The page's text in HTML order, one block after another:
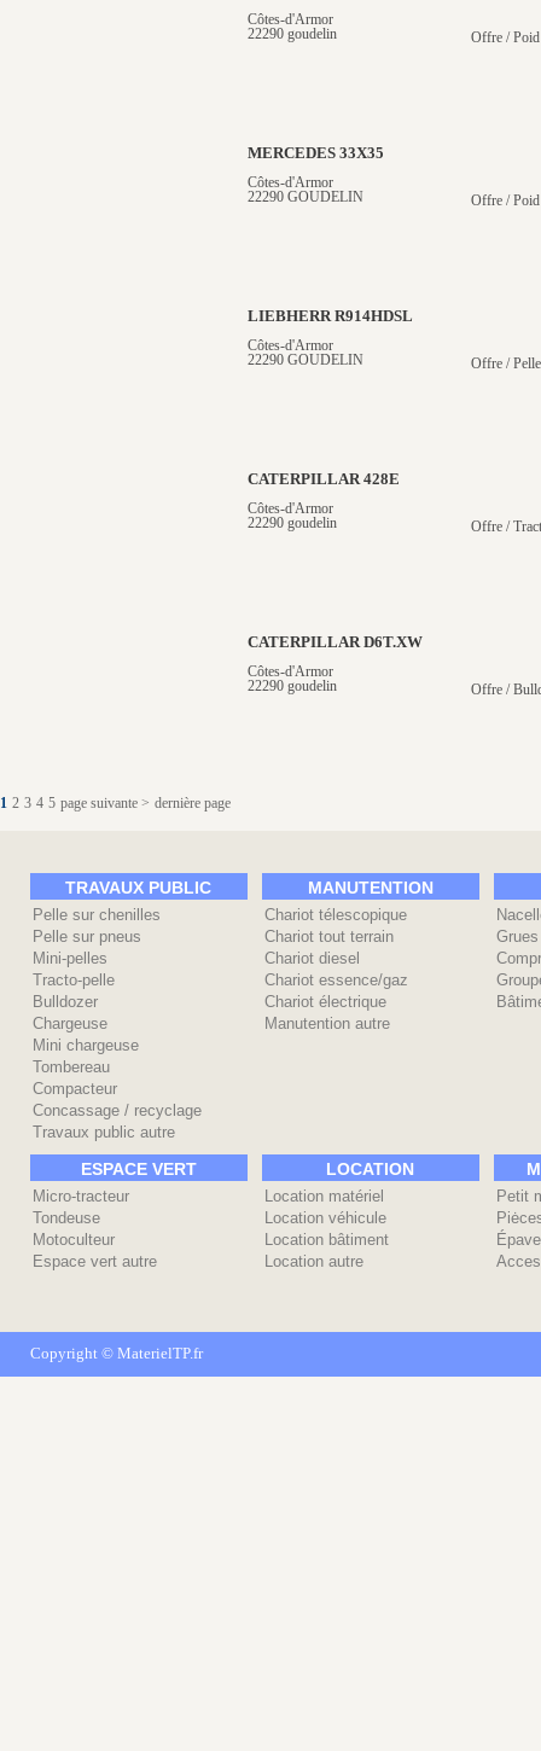
Côtes-d'Armor
22290 goudelin
Offre /
MERCEDES 33X35
Côtes-d'Armor
22290 GOUDELIN
Offre /
LIEBHERR R914HDSL
Côtes-d'Armor
22290 GOUDELIN
Offre /
CATERPILLAR 428E
Côtes-d'Armor
22290 goudelin
Offre /
CATERPILLAR D6T.XW
Côtes-d'Armor
22290 goudelin
Offre /
1 2 3 4 5 page suivante > dernière page
TRAVAUX PUBLIC
Pelle sur chenilles
Pelle sur pneus
Mini-pelles
Tracto-pelle
Bulldozer
Chargeuse
Mini chargeuse
Tombereau
Compacteur
Concassage / recyclage
Travaux public autre
MANUTENTION
Chariot télescopique
Chariot tout terrain
Chariot diesel
Chariot essence/gaz
Chariot électrique
Manutention autre
Grues
ESPACE VERT
Micro-tracteur
Tondeuse
Motoculteur
Espace vert autre
LOCATION
Location matériel
Location véhicule
Location bâtiment
Location autre
Petit
Épave
Copyright © MaterielTP.fr